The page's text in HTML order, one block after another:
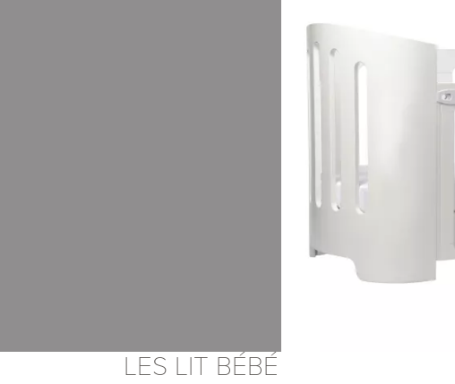
appel à des transporteurs
LES LIT BÉBÉ